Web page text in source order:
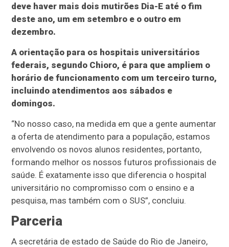
deve haver mais dois mutirões Dia-E até o fim
deste ano, um em setembro e o outro em
dezembro.
A orientação para os hospitais universitários
federais, segundo Chioro, é para que ampliem o
horário de funcionamento com um terceiro turno,
incluindo atendimentos aos sábados e
domingos.
“No nosso caso, na medida em que a gente aumentar
a oferta de atendimento para a população, estamos
envolvendo os novos alunos residentes, portanto,
formando melhor os nossos futuros profissionais de
saúde. É exatamente isso que diferencia o hospital
universitário no compromisso com o ensino e a
pesquisa, mas também com o SUS”, concluiu.
Parceria
A secretária de estado de Saúde do Rio de Janeiro,